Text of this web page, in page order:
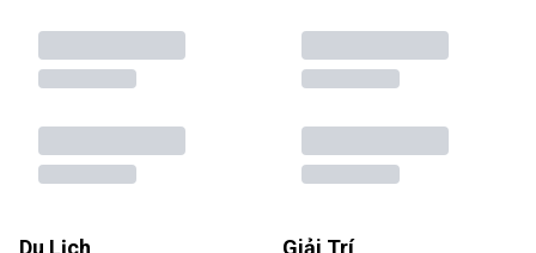
Du Lịch Giải Trí